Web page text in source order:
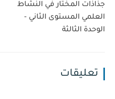
جذاذات المختار في النشاط
العلمي المستوى الثاني -
الوحدة الثالثة
تعليقات